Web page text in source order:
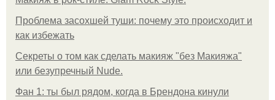
Проблема засохшей туши: почему это происходит и
как избежать
Секреты о том как сделать макияж "без Макияжа"
или безупречный Nude.
Фан 1: ты был рядом, когда в Брендона кинули